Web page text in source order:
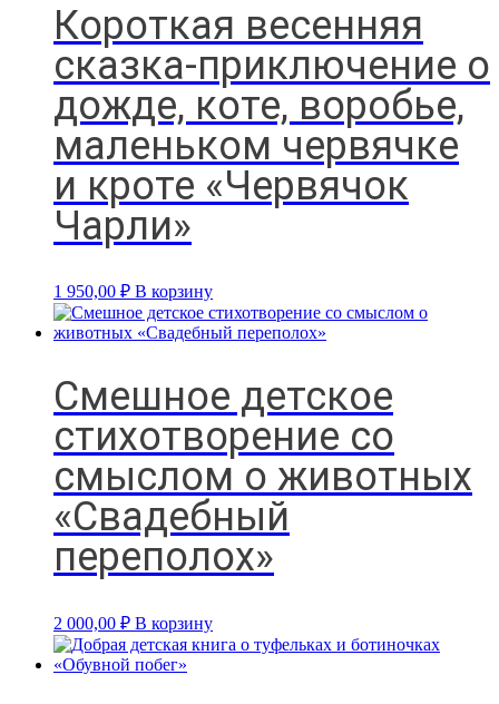
Короткая весенняя
сказка-приключение о
дожде, коте, воробье,
маленьком червячке
и кроте «Червячок
Чарли»
1 950,00 ₽ В корзину
Смешное детское
стихотворение со
смыслом о животных
«Свадебный
переполох»
2 000,00 ₽ В корзину